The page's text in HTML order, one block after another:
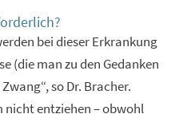
bei dieser Erkrankung
(die man zu den Gedanken
so Dr. Bracher.
nicht entziehen – obwohl